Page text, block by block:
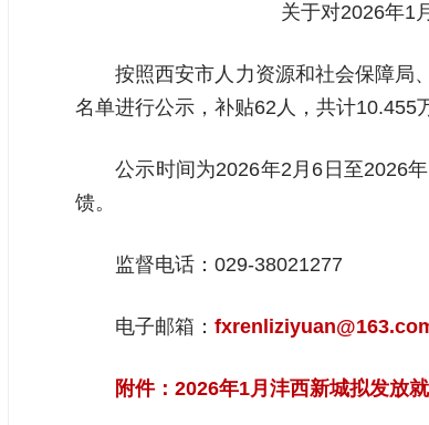
关于对2026年1月沣西
按照西安市人力资源和社会保障局
名单进行公示，补贴62人，共计10.455
公示时间为2026年2月6日至2026
馈。
监督电话：029-38021277
电子邮箱：
附件：2026年1月沣西新城拟发放